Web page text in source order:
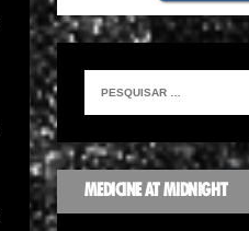
MEDICINE AT MIDNIGHT